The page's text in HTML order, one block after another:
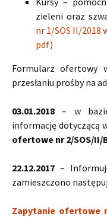
zieleni oraz
nr 1/SOS II/
pdf)
Formularz ofertowy
przesłaniu prośby na
03.01.2018 – w bazie
informację dotyczącą
ofertowe nr 2/SOS/II/
22.12.2017 –
zamieszczono
Zapytanie ofertowe